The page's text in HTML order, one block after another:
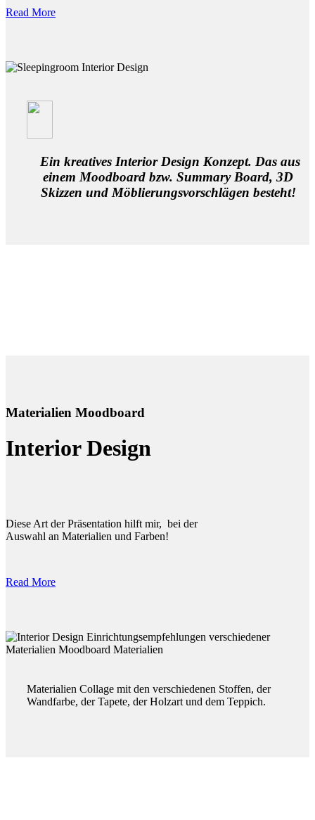
Read More
Ein kreatives Interior Design Konzept. Das aus
einem Moodboard bzw. Summary Board, 3D
Skizzen und Möblierungsvorschlägen besteht!
Materialien Moodboard
Interior Design
Diese Art der Präsentation hilft mir, bei der
Auswahl an Materialien und Farben!
Read More
Materialien Collage mit den verschiedenen Stoffen, der
Wandfarbe, der Tapete, der Holzart und dem Teppich.